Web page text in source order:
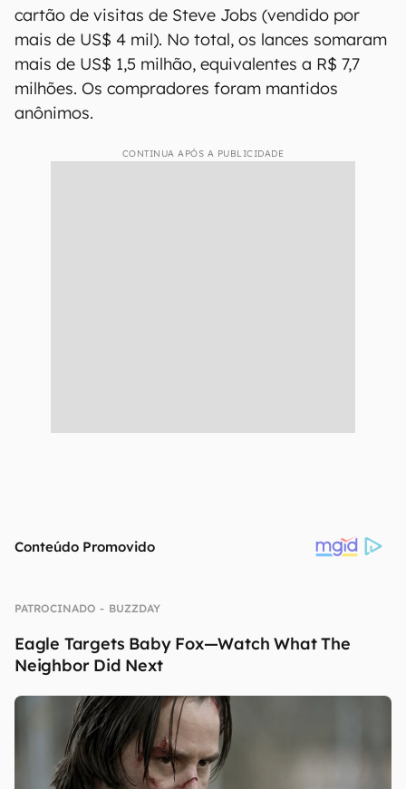
cartão de visitas de Steve Jobs (vendido por
mais de US$ 4 mil). No total, os lances somaram
mais de US$ 1,5 milhão, equivalentes a R$ 7,7
milhões. Os compradores foram mantidos
anônimos.
CONTINUA APÓS A PUBLICIDADE